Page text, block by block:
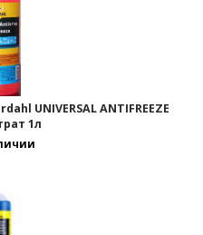
UNIVERSAL ANTIFREEZE
1л